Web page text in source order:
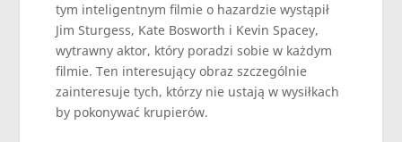
tym inteligentnym filmie o hazardzie wystąpił
Jim Sturgess, Kate Bosworth i Kevin Spacey,
wytrawny aktor, który poradzi sobie w każdym
filmie. Ten interesujący obraz szczególnie
zainteresuje tych, którzy nie ustają w wysiłkach
by pokonywać krupierów.